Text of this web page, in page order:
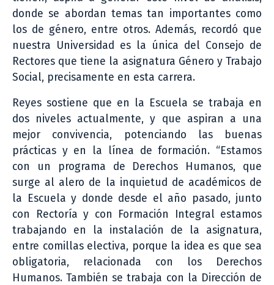
donde se abordan temas tan importantes como
los de género, entre otros. Además, recordó que
nuestra Universidad es la única del Consejo de
Rectores que tiene la asignatura Género y Trabajo
Social, precisamente en esta carrera.
Reyes sostiene que en la Escuela se trabaja en
dos niveles actualmente, y que aspiran a una
mejor convivencia, potenciando las buenas
prácticas y en la línea de formación. “Estamos
con un programa de Derechos Humanos, que
surge al alero de la inquietud de académicos de
la Escuela y donde desde el año pasado, junto
con Rectoría y con Formación Integral estamos
trabajando en la instalación de la asignatura,
entre comillas electiva, porque la idea es que sea
obligatoria, relacionada con los Derechos
Humanos. También se trabaja con la Dirección de